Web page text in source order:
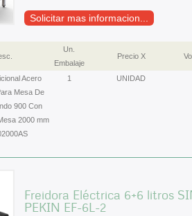
Solicitar mas informacion...
Un.
Embalaje
Precio X
Acero
Mesa De
900 Con
2000 mm
1 UNIDAD
Freidora Eléctrica 6+6 litros
PEKIN EF-6L-2